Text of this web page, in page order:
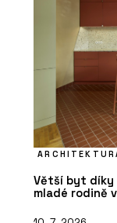
Větší byt díky
mladé rodině